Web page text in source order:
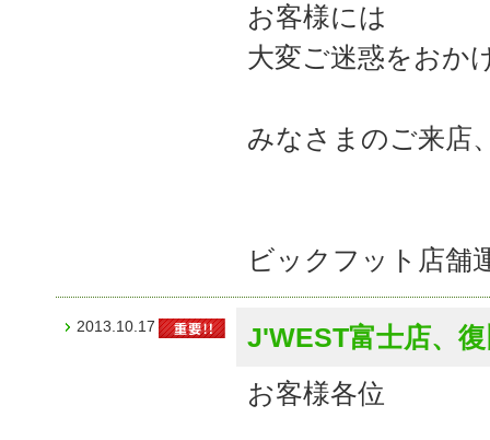
お客様には
大変ご迷惑をおか
みなさまのご来店
ビックフット店舗
2013.10.17
J'WEST富士店、
お客様各位